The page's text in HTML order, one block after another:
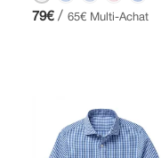
79€ / 65€ Multi-Achat